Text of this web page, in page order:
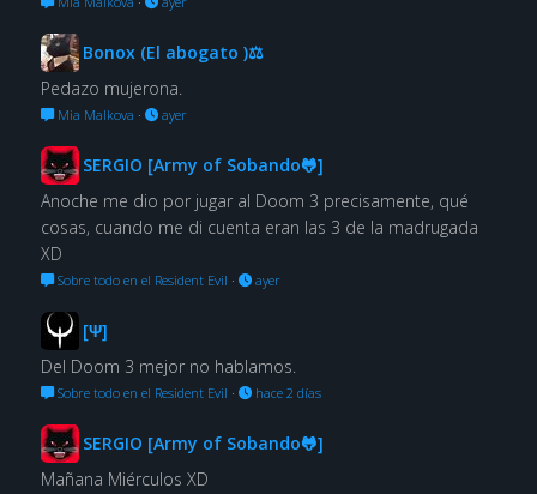
Bonox (El abogato )⚖
Pedazo mujerona.
Mia Malkova · ayer
SERGIO [Army of Sobando🐸]
Anoche me dio por jugar al Doom 3 precisamente, qué
cosas, cuando me di cuenta eran las 3 de la madrugada
XD
Sobre todo en el Resident Evil · ayer
[Ψ]
Del Doom 3 mejor no hablamos.
Sobre todo en el Resident Evil · hace 2 días
SERGIO [Army of Sobando🐸]
Mañana Miérculos XD